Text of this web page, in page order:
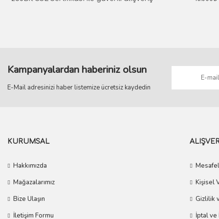
Kampanyalardan haberiniz olsun
E-Mail adresinizi haber listemize ücretsiz kaydedin
KURUMSAL
Hakkımızda
Mağazalarımız
Bize Ulaşın
İletişim Formu
Kişisel
Gizlilik
İptal ve